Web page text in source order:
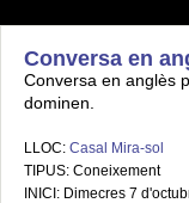
Conversa en
Conversa en anglès
dominen.
LLOC: Casal Mira-sol
TIPUS: Coneixement
INICI: Dimecres 7